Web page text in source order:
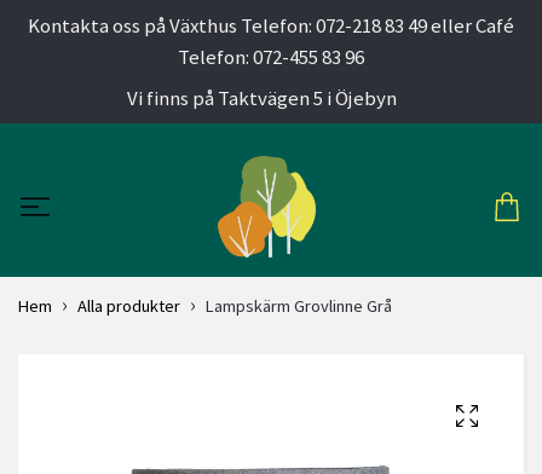
Kontakta oss på Växthus Telefon: 072-218 83 49 eller Café
Telefon: 072-455 83 96
Vi finns på Taktvägen 5 i Öjebyn
Hem Alla produkter Lampskärm Grovlinne Grå